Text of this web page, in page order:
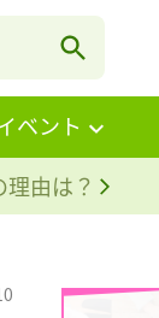
ベント
由は？